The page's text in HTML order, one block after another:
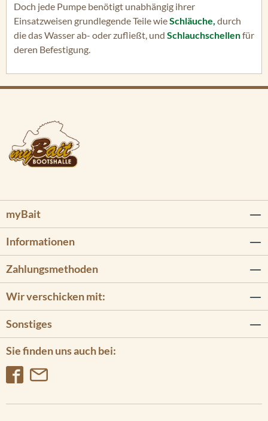
Doch jede Pumpe benötigt unabhängig ihrer
Einsatzweisen grundlegende Teile wieSchläuche, durch
die das Wasser ab- oder zufließt, und Schlauchschellenfür
deren Befestigung.
myBait
Informationen
Sie finden uns auch bei:
Zahlungsmethoden
Wir verschicken mit:
Sonstiges